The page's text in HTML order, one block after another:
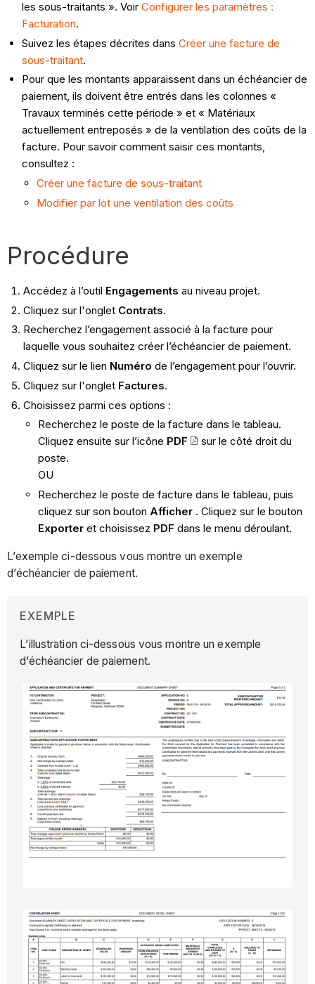
les sous-traitants ». VoirConfigurer les paramètres :
Facturation.
Suivez les étapes décrites dansCréer une facture de
sous-traitant.
Pour que les montants apparaissent dans un échéancier de
paiement, ils doivent être entrés dans les colonnes «
Travaux terminés cette période » et « Matériaux
actuellement entreposés » de la ventilation des coûts de la
facture. Pour savoir comment saisir ces montants,
consultez :
Créer une facture de sous-traitant
Modifier par lot une ventilation des coûts
Procédure
Accédez à l’outil Engagements au niveau projet.
Cliquez sur l'onglet Contrats.
Recherchez l’engagement associé à la facture pour
laquelle vous souhaitez créer l’échéancier de paiement.
Cliquez sur le lien Numéro de l’engagement pour l’ouvrir.
Cliquez sur l'onglet Factures.
Choisissez parmi ces options :
Recherchez le poste de la facture dans le tableau.
Cliquez ensuite sur l’icône PDF
sur le côté droit du
poste.
OU
Recherchez le poste de facture dans le tableau, puis
cliquez sur son bouton Afficher. Cliquez sur le bouton
Exporteret choisissez PDF dans le menu déroulant.
L’exemple ci-dessous vous montre un exemple
d’échéancier de paiement.
EXEMPLE
L’illustration ci-dessous vous montre un exemple
d’échéancier de paiement.